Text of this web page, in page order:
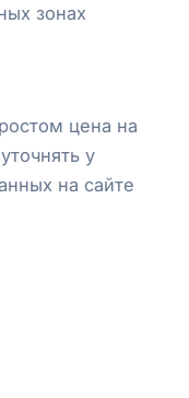
зонах
цена на
у
на сайте